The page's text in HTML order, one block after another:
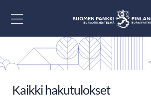
Kaikki hakutulokset